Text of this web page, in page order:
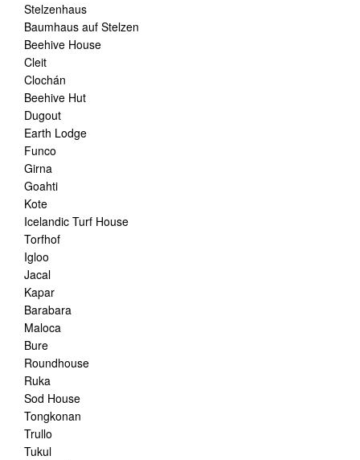
Stelzenhaus
Baumhaus auf Stelzen
Beehive House
Cleit
Clochán
Beehive Hut
Dugout
Earth Lodge
Funco
Girna
Goahti
Kote
Icelandic Turf House
Torfhof
Igloo
Jacal
Kapar
Barabara
Maloca
Bure
Roundhouse
Ruka
Sod House
Tongkonan
Trullo
Tukul